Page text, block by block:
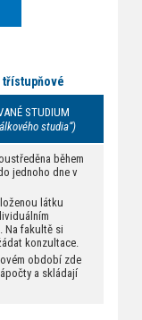
STUDIUM
studia“)
během
jednoho dne v
látku
Na fakultě si
konzultace.
období zde
a skládají